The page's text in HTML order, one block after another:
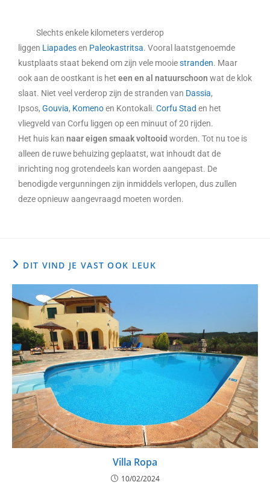
Slechts enkele kilometers verderop
liggen Liapadesen Paleokastritsa. Vooral laatstgenoemde
kustplaats staat bekend om zijn vele mooiestranden. Maar
ook aan de oostkant is het een en al natuurschoon wat de klok
slaat. Niet veel verderop zijn de stranden van Dassia,
Ipsos, Gouvia, Komenoen Kontokali. Corfu Stad en het
vliegveld van Corfu liggen op een minuut of 20 rijden.
Het huis kan naar eigen smaak voltooid worden. Tot nu toe is
alleen de ruwe behuizing geplaatst, wat inhoudt dat de
inrichting nog grotendeels kan worden aangepast. De
benodigde vergunningen zijn inmiddels verlopen, dus zullen
deze opnieuw aangevraagd moeten worden.
DIT VIND JE VAST OOK LEUK
Villa Ropa
10/02/2024